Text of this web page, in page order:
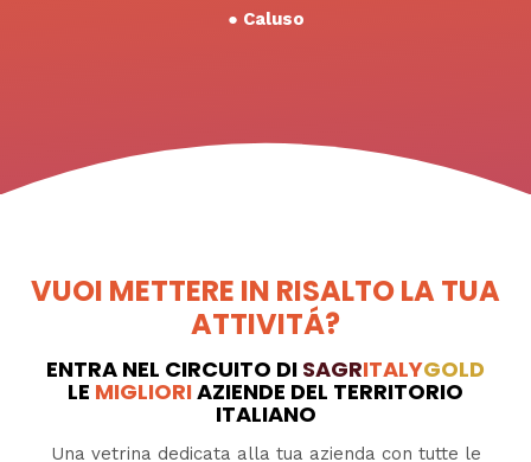
● Caluso
VUOI METTERE IN RISALTO LA TUA
ATTIVITÁ?
ENTRA NEL CIRCUITO DI SAGRITALYGOLD
LE MIGLIORIAZIENDE DEL TERRITORIO
ITALIANO
Una vetrina dedicata alla tua azienda con tutte le